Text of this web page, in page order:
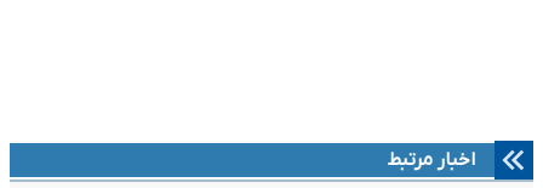
اخبار مرتبط